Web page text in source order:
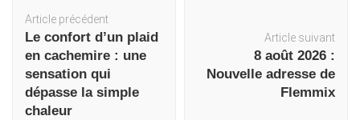
Navigation
d'article
Article précédent
Le confort d’un plaid
en cachemire : une
sensation qui
dépasse la simple
chaleur
Article suivant
8 août 2026 :
Nouvelle adresse de
Flemmix